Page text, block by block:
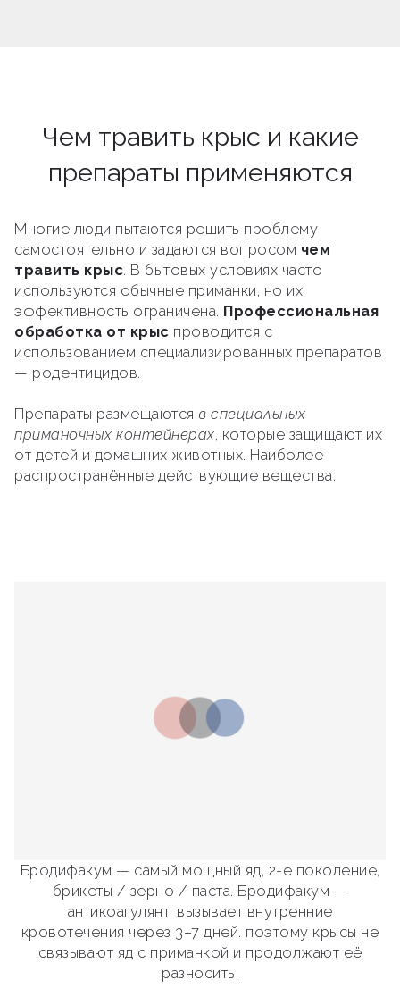
Чем травить крыс и какие
препараты применяются
Многие люди пытаются решить проблему
самостоятельно и задаются вопросом чем
травить крыс. В бытовых условиях часто
используются обычные приманки, но их
эффективность ограничена. Профессиональная
обработка от крыс проводится с
использованием специализированных препаратов
— родентицидов.
Препараты размещаются в специальных
приманочных контейнерах, которые защищают их
от детей и домашних животных. Наиболее
распространённые действующие вещества:
Бродифакум — самый мощный яд, 2-е поколение,
брикеты / зерно / паста. Бродифакум —
антикоагулянт, вызывает внутренние
кровотечения через 3–7 дней. поэтому крысы не
связывают яд с приманкой и продолжают её
разносить.